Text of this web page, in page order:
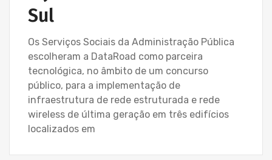
Sul
Os Serviços Sociais da Administração Pública
escolheram a DataRoad como parceira
tecnológica, no âmbito de um concurso
público, para a implementação de
infraestrutura de rede estruturada e rede
wireless de última geração em três edifícios
localizados em